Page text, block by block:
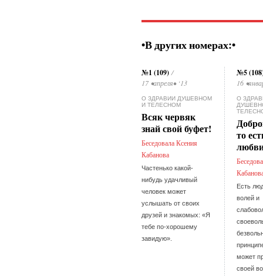
•В других номерах:•
№1 (109) /
17 •апреля• ‘13
О ЗДРАВИИ ДУШЕВНОМ
И ТЕЛЕСНОМ
Всяк червяк
знай свой буфет!
Беседовала Ксения
Кабанова
Частенько какой-
нибудь удачливый
человек может
услышать от своих
друзей и знакомых: «Я
тебе по-хорошему
завидую».
№5
16
О
то
Есть
волей и
может
своей